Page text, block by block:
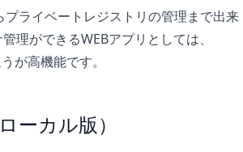
ライベートレジストリの管理まで出来
理ができるWEBアプリとしては、
が高機能です。
ーカル版）